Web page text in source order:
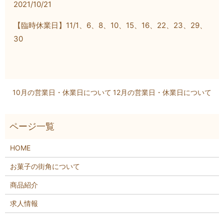
2021/10/21
【臨時休業日】11/1、6、8、10、15、16、22、23、29、
30
10月の営業日・休業日について 12月の営業日・休業日について
HOME
お菓子の街角について
商品紹介
求人情報